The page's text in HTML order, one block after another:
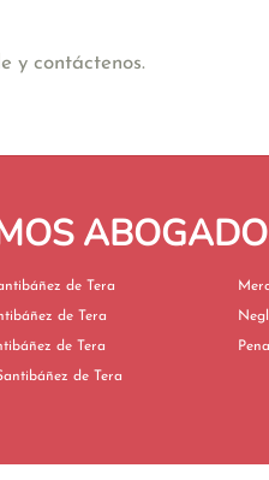
y contáctenos.
en Santibáñez de Tera
en Santibáñez de Tera
en Santibáñez de Tera
en Santibáñez de Tera